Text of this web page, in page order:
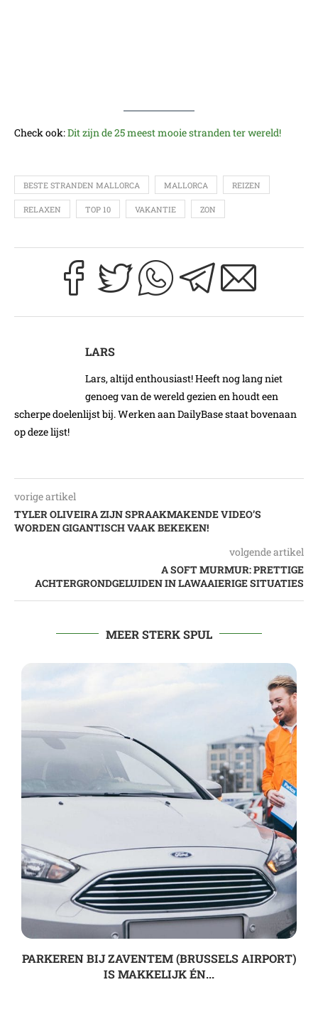
Check ook:Dit zijn de 25 meest mooie stranden ter wereld!
BESTE STRANDEN MALLORCA MALLORCA REIZEN
RELAXEN TOP 10 VAKANTIE ZON
LARS
Lars, altijd enthousiast! Heeft nog lang niet
genoeg van de wereld gezien en houdt een
scherpe doelenlijst bij. Werken aan DailyBase staat bovenaan
op deze lijst!
vorige artikel
TYLER OLIVEIRA ZIJN SPRAAKMAKENDE VIDEO’S
WORDEN GIGANTISCH VAAK BEKEKEN!
volgende artikel
A SOFT MURMUR: PRETTIGE
ACHTERGRONDGELUIDEN IN LAWAAIERIGE SITUATIES
MEER STERK SPUL
PARKEREN BIJ ZAVENTEM (BRUSSELS AIRPORT)
IS MAKKELIJK ÉN...